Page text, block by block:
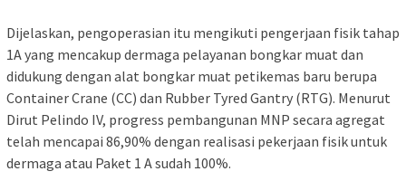
Dijelaskan, pengoperasian itu mengikuti pengerjaan fisik tahap
1A yang mencakup dermaga pelayanan bongkar muat dan
didukung dengan alat bongkar muat petikemas baru berupa
Container Crane (CC) dan Rubber Tyred Gantry (RTG). Menurut
Dirut Pelindo IV, progress pembangunan MNP secara agregat
telah mencapai 86,90% dengan realisasi pekerjaan fisik untuk
dermaga atau Paket 1 A sudah 100%.